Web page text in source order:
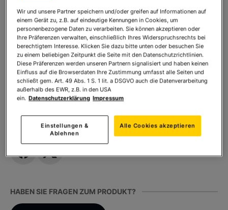
Ihr Preis:29,95 €*
* inkl. MwSt. zzgl.Versandkosten
Anzahl: In den Warenkorb
TEILEN SIE DIESES PRODUKT
HABEN SIE FRAGEN ZUM PRODUKT?
Wir und unsere Partner speichern und/oder greifen auf Informationen auf
einem Gerät zu, z.B. auf eindeutige Kennungen in Cookies, um
personenbezogene Daten zu verarbeiten. Sie können akzeptieren oder
Ihre Präferenzen verwalten, einschließlich Ihres Widerspruchsrechts bei
berechtigtem Interesse. Klicken Sie dazu bitte unten oder besuchen Sie
zu einem beliebigen Zeitpunkt die Seite mit den Datenschutzrichtlinien.
Diese Präferenzen werden unseren Partnern signalisiert und haben keinen
Einfluss auf die Browserdaten Ihre Zustimmung umfasst alle Seiten und
schließt gem. Art. 49 Abs. 1 S. 1 lit. a DSGVO auch die Datenverarbeitung
außerhalb des EWR, z.B. in den USA
ein. Datenschutzerklärung Impressum
Einstellungen &
Ablehnen
Alle Cookies akzeptieren